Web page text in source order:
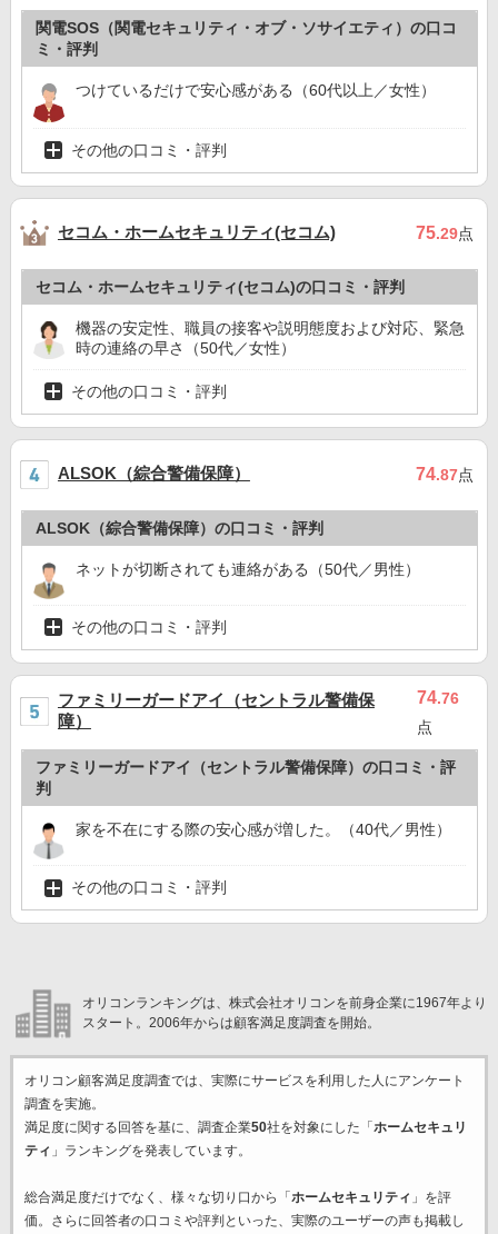
関電SOS（関電セキュリティ・オブ・ソサイエティ）の口コ
ミ・評判
つけているだけで安心感がある（60代以上／女性）
その他の口コミ・評判
セコム・ホームセキュリティ(セコム) 75.29点
セコム・ホームセキュリティ(セコム)の口コミ・評判
機器の安定性、職員の接客や説明態度および対応、緊急
時の連絡の早さ（50代／女性）
その他の口コミ・評判
ALSOK（綜合警備保障） 74.87点
ALSOK（綜合警備保障）の口コミ・評判
ネットが切断されても連絡がある（50代／男性）
その他の口コミ・評判
ファミリーガードアイ（セントラル警備保
障）
74.76
点
ファミリーガードアイ（セントラル警備保障）の口コミ・評
判
家を不在にする際の安心感が増した。（40代／男性）
その他の口コミ・評判
オリコンランキングは、株式会社オリコンを前身企業に1967年より
スタート。2006年からは顧客満足度調査を開始。
オリコン顧客満足度調査では、実際にサービスを利用した 人にアンケート
調査を実施。
満足度に関する回答を基に、調査企業50社を対象にした「 ホームセキュリ
ティ 」ランキングを発表しています。
総合満足度だけでなく、様々な切り口から「 ホームセキュリティ 」を評
価。さらに回答者の口コミや評判といった、実際のユーザーの声も掲載し